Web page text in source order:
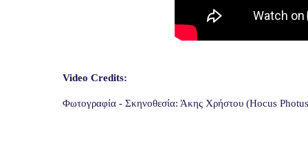
Video Credits:
Φωτογραφία - Σκηνοθεσία: Άκης Χρήστου (Hocus